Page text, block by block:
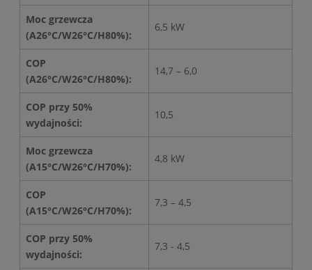
Moc grzewcza
(A26°C/W26°C/H80%):
6,5 kW
COP
(A26°C/W26°C/H80%):
14,7 – 6,0
COP przy 50%
wydajności:
10,5
Moc grzewcza
(A15°C/W26°C/H70%):
4,8 kW
COP
(A15°C/W26°C/H70%):
7,3 – 4,5
COP przy 50%
wydajności:
7,3 - 4,5